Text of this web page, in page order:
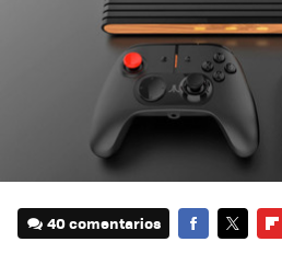
40 comentarios